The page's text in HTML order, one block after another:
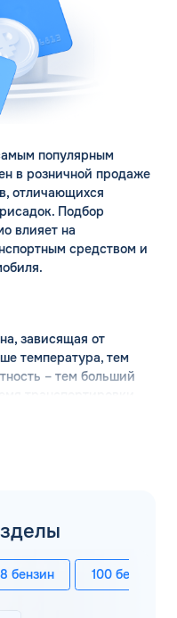
популярным
в розничной продаже
отличающихся
Подбор
влияет на
средством и
зависящая от
температура, тем
– тем больший
транспортировки.
плотности состава.
бензин 100 бензин